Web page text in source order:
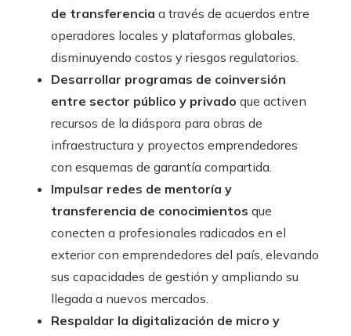
de transferencia a través de acuerdos entre
operadores locales y plataformas globales,
disminuyendo costos y riesgos regulatorios.
Desarrollar programas de coinversión
entre sector público y privado que activen
recursos de la diáspora para obras de
infraestructura y proyectos emprendedores
con esquemas de garantía compartida.
Impulsar redes de mentoría y
transferencia de conocimientos que
conecten a profesionales radicados en el
exterior con emprendedores del país, elevando
sus capacidades de gestión y ampliando su
llegada a nuevos mercados.
Respaldar la digitalización de micro y